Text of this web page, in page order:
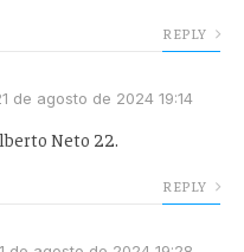
REPLY
de agosto de 2024 19:14
Neto 22.
REPLY